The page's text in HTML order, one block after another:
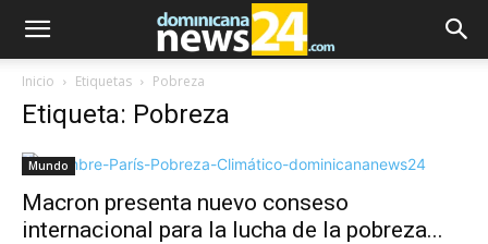
Inicio Etiquetas Pobreza
Etiqueta: Pobreza
Mundo
Macron presenta nuevo conseso
internacional para la lucha de la pobreza...